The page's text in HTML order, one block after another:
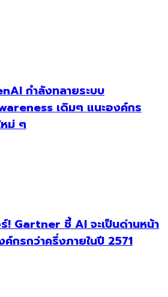
กำลังทลายระบบ
เดิมๆ แนะองค์กร
ม่ ๆ
! Gartner ชี้ AI จะเป็นด่านหน้า
กรกว่าครึ่งภายในปี 2571